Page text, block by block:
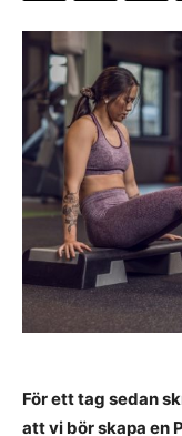
För ett tag sedan
att vi bör skapa en